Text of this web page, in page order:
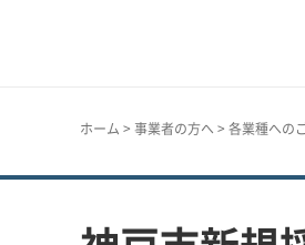
ホーム > 事業者の方へ > 各業種への